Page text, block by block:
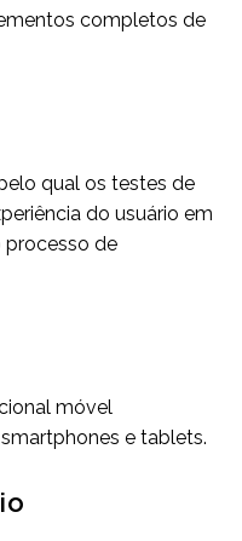
completos de
qual os testes de
do usuário em
processo de
móvel
e tablets.